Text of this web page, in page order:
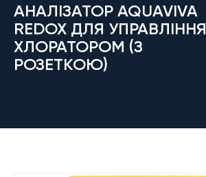
АНАЛІЗАТОР AQUAVIVA
REDOX ДЛЯ УПРАВЛІННЯ
ХЛОРАТОРОМ (З
РОЗЕТКОЮ)